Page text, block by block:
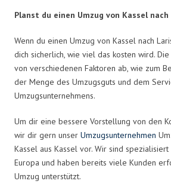
Planst du einen Umzug von Kassel nach
Wenn du einen Umzug von Kassel nach
dich sicherlich, wie viel das kosten wird. Die
von verschiedenen Faktoren ab, wie zum
der Menge des Umzugsguts und dem
Umzugsunternehmens.
Um dir eine bessere Vorstellung von den
wir dir gern unser Umzugsunternehmen
Kassel aus Kassel vor. Wir sind
Europa und haben bereits viele Kunden
Umzug unterstützt.